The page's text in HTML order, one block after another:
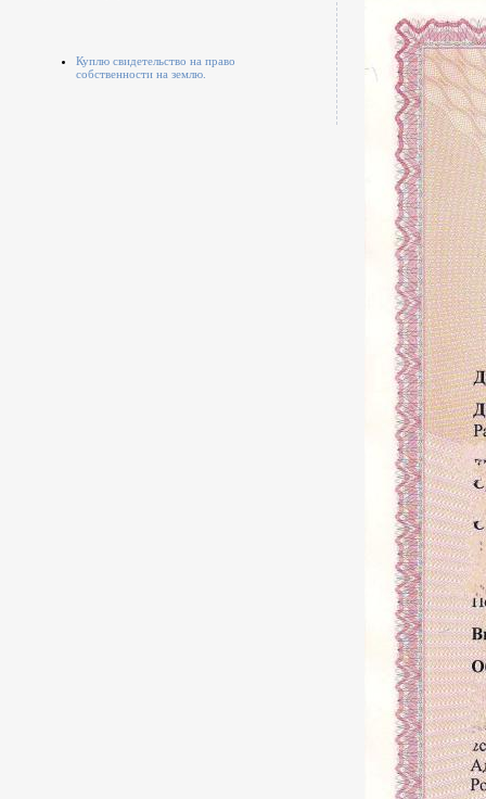
Куплю свидетельство на право
собственности на землю.